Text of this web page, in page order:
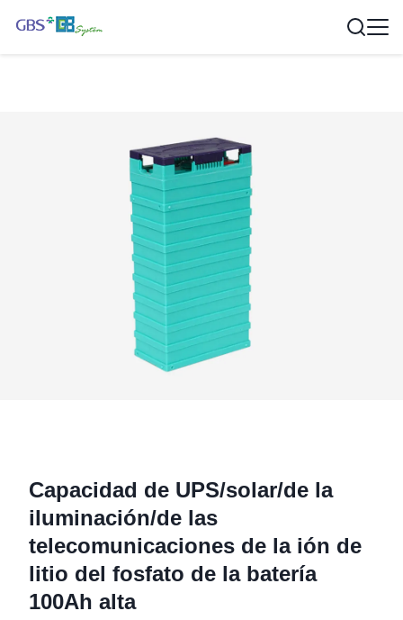
Capacidad de UPS/solar/de la
iluminación/de las
telecomunicaciones de la ión de
litio del fosfato de la batería
100Ah alta